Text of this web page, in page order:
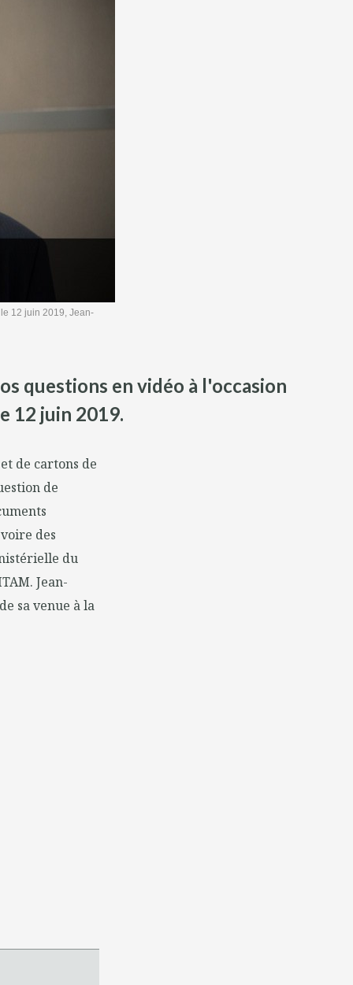
12 juin 2019, Jean-
questions en vidéo à l'occasion
12 juin 2019.
de cartons de
de
des
du
Jean-
sa venue à la